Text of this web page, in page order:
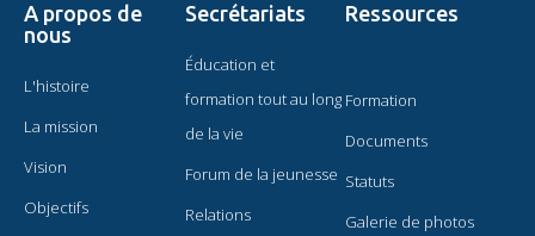
A propos de
nous
L'histoire
La mission
Vision
Objectifs
Secrétariats
Éducation et
formation tout au long
de la vie
Forum de la jeunesse
Relations
Ressources
Formation
Documents
Statuts
Galerie de photos